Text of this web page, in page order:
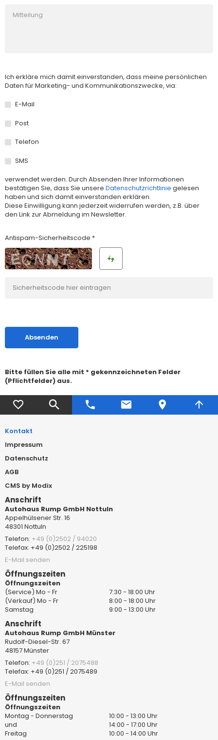
Ich erkläre mich damit einverstanden, dass meine persönlichen
Daten für Marketing- und Kommunikationszwecke, via:
E-Mail
Post
Telefon
SMS
verwendet werden. Durch Absenden Ihrer Informationen
bestätigen Sie, dass Sie unsere Datenschutzrichtlinie gelesen
haben und sich damit einverstanden erklären.
Diese Einwilligung kann jederzeit widerrufen werden, z.B. über
den Link zur Abmeldung im Newsletter.
Antispam-Sicherheitscode *
Absenden
Bitte füllen Sie alle mit * gekennzeichneten Felder
(Pflichtfelder) aus.
Kontakt
Impressum
Datenschutz
AGB
CMS by Modix
Anschrift
Autohaus Rump GmbH Nottuln
Appelhülsener Str. 16
48301 Nottuln
Telefon: +49 (0)2502 / 94020
Telefax: +49 (0)2502 / 225198
E-Mail senden
Öffnungszeiten
Öffnungszeiten
(Service) Mo - Fr
7:30 - 18:00 Uhr
(Verkauf) Mo - Fr
8:00 - 18:00 Uhr
Samstag
9:00 - 13:00 Uhr
Anschrift
Autohaus Rump GmbH Münster
Rudolf-Diesel-Str. 67
48157 Münster
Telefon: +49 (0)251 / 2075488
Telefax: +49 (0)251 / 2075489
E-Mail senden
Öffnungszeiten
Öffnungszeiten
Montag - Donnerstag
10:00 - 13:00 Uhr
und
14:00 - 17:00 Uhr
Freitag
10:00 - 14:00 Uhr